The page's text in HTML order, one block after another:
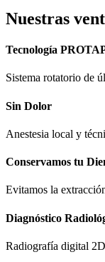
Nuestras
Tecnología
Sistema rotatorio de
Sin Dolor
Anestesia local y
Conservamos tu
Evitamos la
Diagnóstico
Radiografía digital